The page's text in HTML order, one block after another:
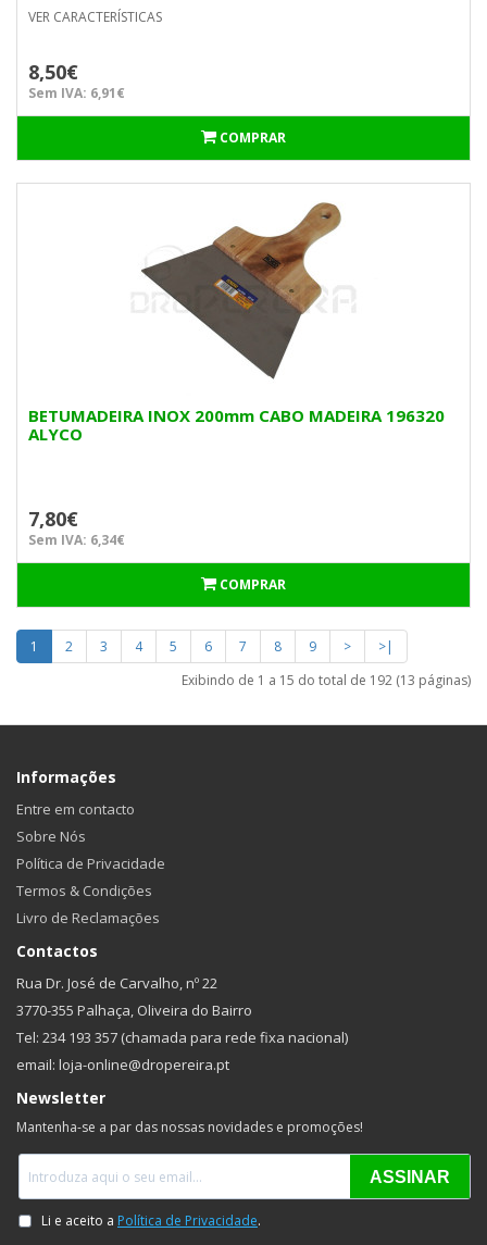
VER CARACTERÍSTICAS
8,50€
Sem IVA: 6,91€
COMPRAR
BETUMADEIRA INOX 200mm CABO MADEIRA 196320
ALYCO
7,80€
Sem IVA: 6,34€
COMPRAR
1 2 3 4 5 6 7 8 9 >
>|
Exibindo de 1 a 15 do total de 192 (13 páginas)
Informações
Entre em contacto
Sobre Nós
Política de Privacidade
Termos & Condições
Livro de Reclamações
Contactos
Rua Dr. José de Carvalho, nº 22
3770-355 Palhaça, Oliveira do Bairro
Tel: 234 193 357 (chamada para rede fixa nacional)
email: loja-online@dropereira.pt
Newsletter
Mantenha-se a par das nossas novidades e promoções!